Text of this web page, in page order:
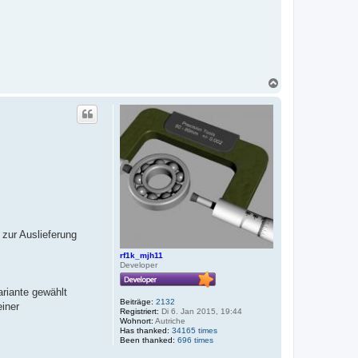
rf1k_mjh11
Developer
Beiträge: 2132
Registriert: Di 6. Jan 2015, 19:44
Wohnort: Autriche
Has thanked: 34165 times
Been thanked: 696 times
Auslieferung
gewählt